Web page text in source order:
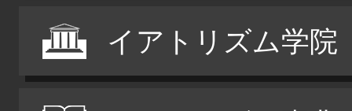
イアトリズム学院